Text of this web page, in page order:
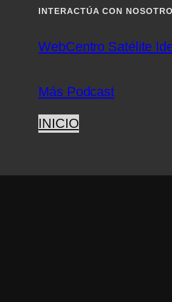
INTERACTÚA CON
WebCentro Satélite
Más Podcast
INICIO